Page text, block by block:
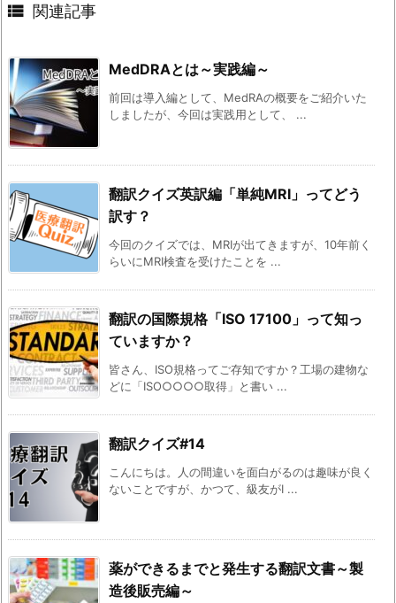
 関連記事
MedDRAとは～実践編～
前回は導入編として、MedRAの概要をご紹介いた
しましたが、今回は実践用として、 ...
翻訳クイズ英訳編「単純MRI」ってどう
訳す？
今回のクイズでは、MRIが出てきますが、10年前く
らいにMRI検査を受けたことを ...
翻訳の国際規格「ISO 17100」って知っ
ていますか？
皆さん、ISO規格ってご存知ですか？工場の建物な
どに「ISO○○○○取得」と書い ...
翻訳クイズ#14
こんにちは。人の間違いを面白がるのは趣味が良く
ないことですが、かつて、級友がI ...
薬ができるまでと発生する翻訳文書～製
造後販売編～